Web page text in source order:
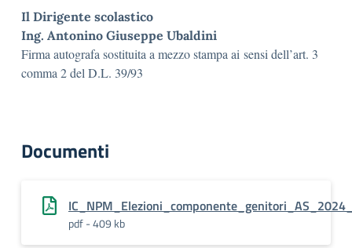
Il Dirigente scolastico
Ing. Antonino Giuseppe Ubaldini
Firma autografa sostituita a mezzo stampa ai sensi dell’art. 3
comma 2 del D.L. 39/93
Documenti
pdf - 409 kb